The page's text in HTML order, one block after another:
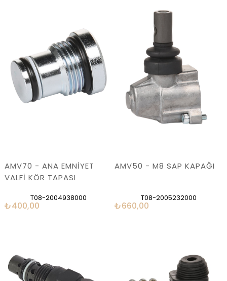
AMV70 - ANA EMNİYET
VALFİ KÖR TAPASI
T08-2004938000
₺400,00
AMV50 - M8 SAP KAPAĞI
T08-2005232000
₺660,00